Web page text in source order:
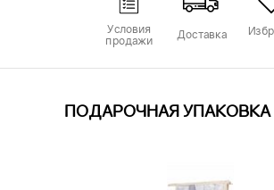
Условия
продажи Доставка
ПОДАРОЧНАЯ УПАКОВКА